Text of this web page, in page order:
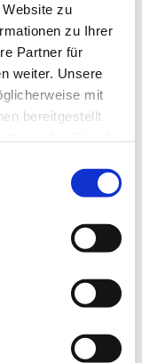
zu
zu Ihrer
Partner für
weiter. Unsere
mit
bereitgestellt